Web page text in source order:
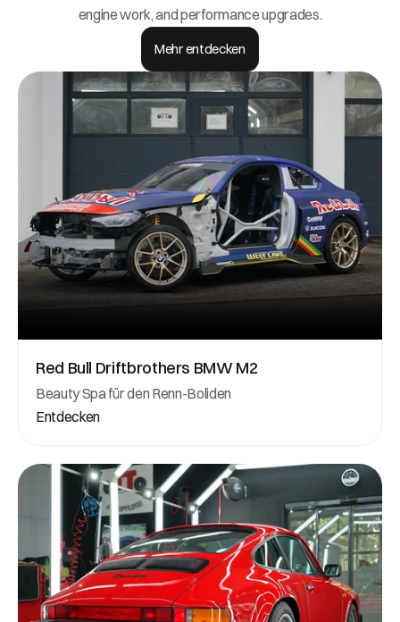
engine work, and performance upgrades.
Mehr entdecken
Red Bull Driftbrothers BMW M2
Beauty Spa für den Renn-Boliden
Entdecken